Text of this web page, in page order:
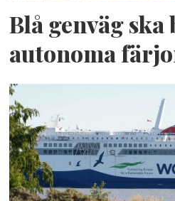
Blå genväg ska
autonoma